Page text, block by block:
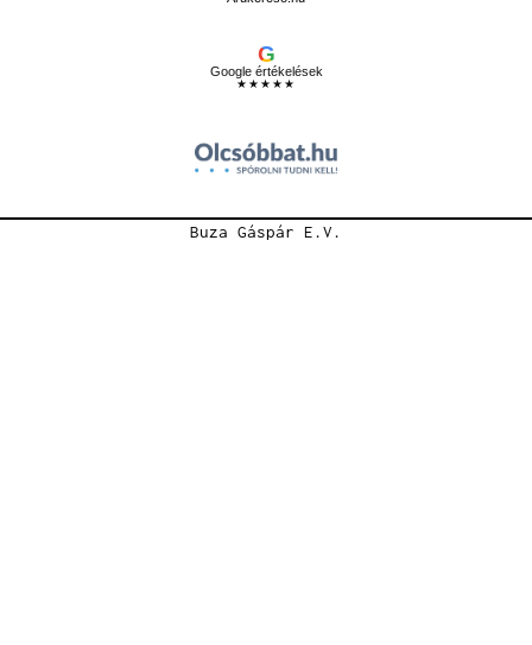
G
Google értékelések
★★★★★
Buza Gáspár E.V.